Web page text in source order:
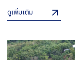
ดูเพิ่มเติม